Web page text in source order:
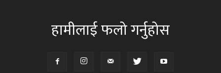
हामीलाई फलो गर्नुहोस